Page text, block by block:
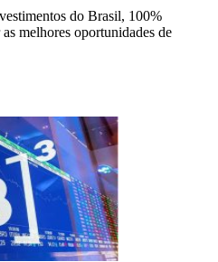
do Brasil, 100%
melhores oportunidades de